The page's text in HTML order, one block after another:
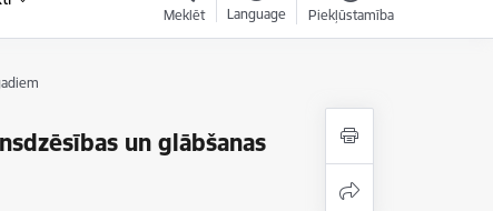
Meklēt Language Piekļūstamība
un glābšanas